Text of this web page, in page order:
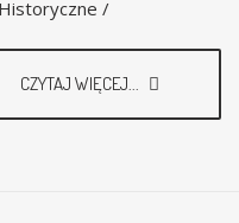
/
CZYTAJ WIĘCEJ...